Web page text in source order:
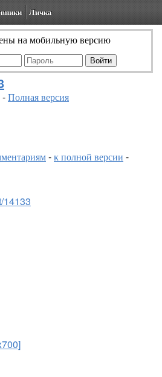
Личка
на мобильную версию
-Полная версия
-к полной версии -
14133